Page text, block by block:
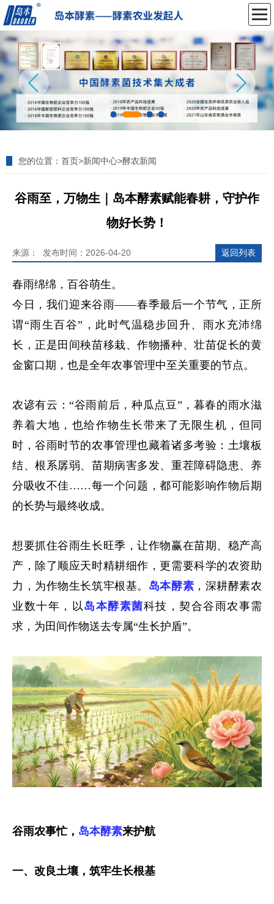
您的位置： 首页>新闻中心>酵农新闻
谷雨至，万物生｜岛本酵素赋能春耕，守护作
物好长势！
来源： 发布时间：2026-04-20 返回列表
春雨绵绵，百谷萌生。
今日，我们迎来谷雨——春季最后一个节气，正所
谓“雨生百谷”，此时气温稳步回升、雨水充沛绵
长，正是田间秧苗移栽、作物播种、壮苗促长的黄
金窗口期，也是全年农事管理中至关重要的节点。
农谚有云：“谷雨前后，种瓜点豆”，暮春的雨水滋
养着大地，也给作物生长带来了无限生机，但同
时，谷雨时节的农事管理也藏着诸多考验：土壤板
结、根系孱弱、苗期病害多发、重茬障碍隐患、养
分吸收不佳……每一个问题，都可能影响作物后期
的长势与最终收成。
想要抓住谷雨生长旺季，让作物赢在苗期、稳产高
产，除了顺应天时精耕细作，更需要科学的农资助
力，为作物生长筑牢根基。 岛本酵素 ，深耕酵素农
业数十年，以岛本酵素菌科技，契合谷雨农事需
求，为田间作物送去专属“生长护盾”。
谷雨农事忙， 岛本酵素来护航
一、改良土壤，筑牢生长根基